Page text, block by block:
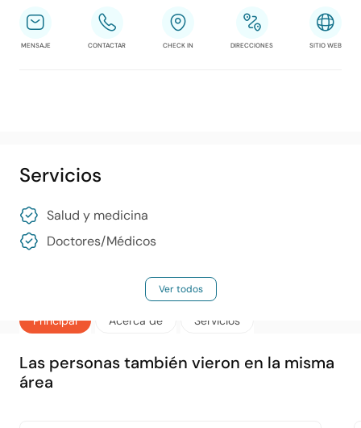
MENSAJE CONTACTAR CHECK IN DIRECCIONES SITIO WEB
Principal Acerca de Servicios
Servicios
Salud y medicina
Doctores/​Médicos
Ver todos
Las personas también vieron en la misma
área